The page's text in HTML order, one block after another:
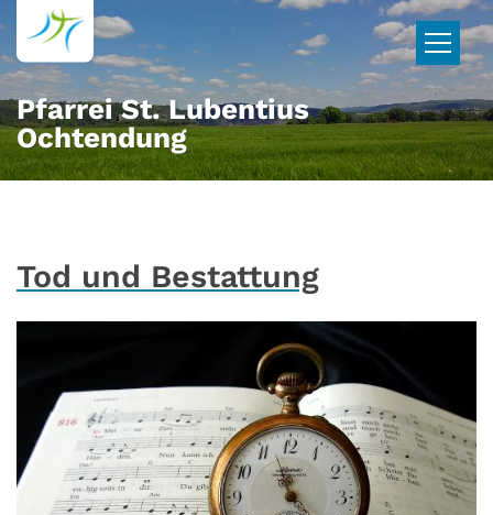
Zum Inhalt springen
Pfarrei St. Lubentius
Ochtendung
Tod und Bestattung